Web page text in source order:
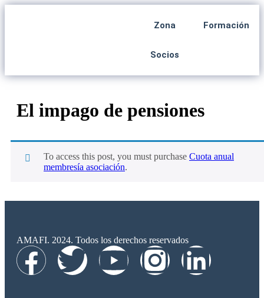
Zona
Socios
Formación
El impago de pensiones
To access this post, you must purchase Cuota anual
membresía asociación.
AMAFI. 2024. Todos los derechos reservados